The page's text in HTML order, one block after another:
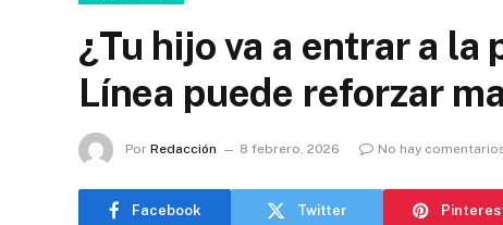
¿Tu hijo va a entrar a la
Línea puede reforzar
Por Redacción 8 febrero, 2026 No hay
Facebook Twitter